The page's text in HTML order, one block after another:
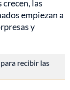
crecen, las
empiezan a
y
para recibir las